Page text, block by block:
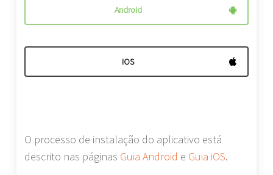
Android
IOS
O processo de instalação do aplicativo está
descrito nas páginas Guia Android e Guia iOS.